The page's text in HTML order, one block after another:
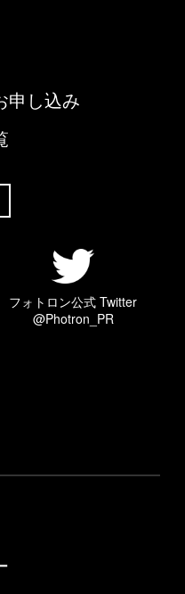
申し込み
フォトロン公式 Twitter
@Photron_PR